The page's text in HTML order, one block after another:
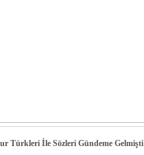
Türkleri İle Sözleri Gündeme Gelmişti